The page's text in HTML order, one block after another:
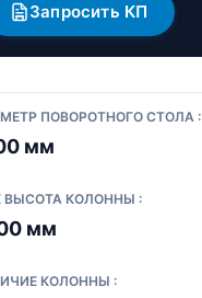
Запросить КП
ПОВОРОТНОГО СТОЛА :
мм
ВЫСОТА КОЛОННЫ :
мм
КОЛОННЫ :